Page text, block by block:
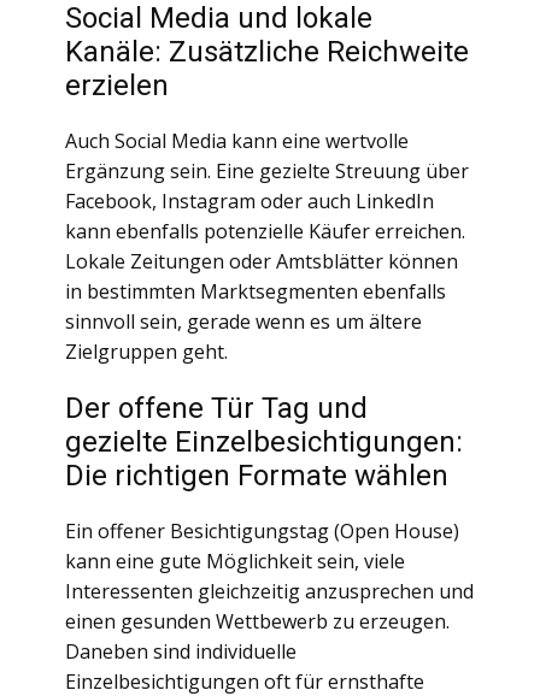
Social Media und lokale
Kanäle: Zusätzliche Reichweite
erzielen
Auch Social Media kann eine wertvolle
Ergänzung sein. Eine gezielte Streuung über
Facebook, Instagram oder auch LinkedIn
kann ebenfalls potenzielle Käufer erreichen.
Lokale Zeitungen oder Amtsblätter können
in bestimmten Marktsegmenten ebenfalls
sinnvoll sein, gerade wenn es um ältere
Zielgruppen geht.
Der offene Tür Tag und
gezielte Einzelbesichtigungen:
Die richtigen Formate wählen
Ein offener Besichtigungstag (Open House)
kann eine gute Möglichkeit sein, viele
Interessenten gleichzeitig anzusprechen und
einen gesunden Wettbewerb zu erzeugen.
Daneben sind individuelle
Einzelbesichtigungen oft für ernsthafte